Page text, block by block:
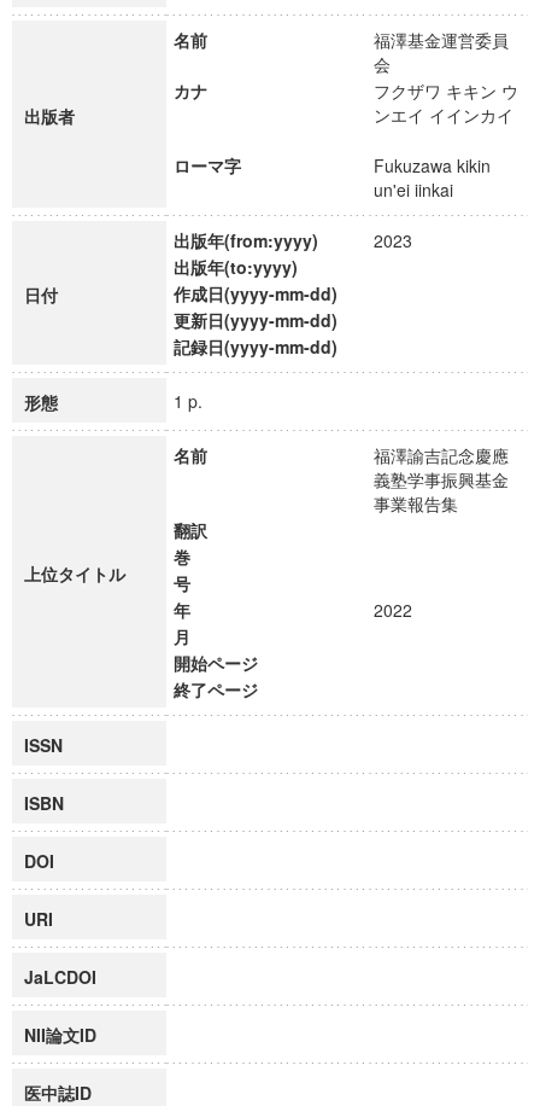
出版者
名前
福澤基金運営委員
会
カナ
フクザワ キキン ウ
ンエイ イインカイ
ローマ字
Fukuzawa kikin
un'ei iinkai
日付
出版年(from:yyyy)
2023
出版年(to:yyyy)
作成日(yyyy-mm-dd)
更新日(yyyy-mm-dd)
記録日(yyyy-mm-dd)
形態 1 p.
上位タイトル
名前
福澤諭吉記念慶應
義塾学事振興基金
事業報告集
翻訳
巻
号
年
2022
月
開始ページ
終了ページ
ISSN
ISBN
DOI
URI
JaLCDOI
NII論文ID
医中誌ID